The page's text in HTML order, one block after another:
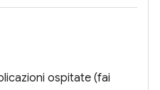
ospitate (fai